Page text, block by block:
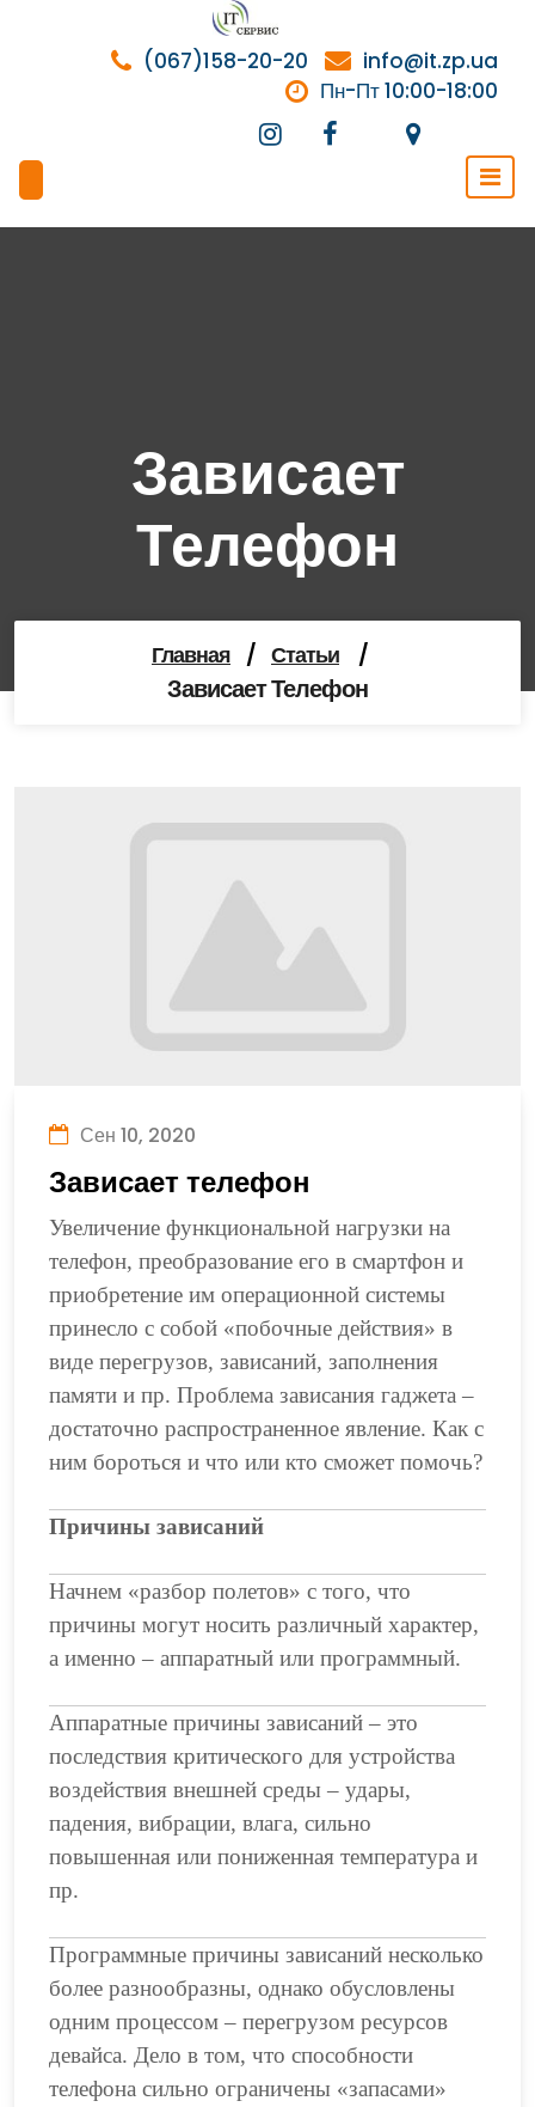
содержимому
info@it.zp.ua
(067)158-20-20
Пн-Пт 10:00-18:00
Зависает
Телефон
Главная / Статьи /
Зависает Телефон
Сен 10, 2020
Зависает телефон
Увеличение функциональной нагрузки на
телефон, преобразование его в смартфон и
приобретение им операционной системы
принесло с собой «побочные действия» в
виде перегрузов, зависаний, заполнения
памяти и пр. Проблема зависания гаджета –
достаточно распространенное явление. Как с
ним бороться и что или кто сможет помочь?
Причины зависаний
Начнем «разбор полетов» с того, что
причины могут носить различный характер,
а именно – аппаратный или программный.
Аппаратные причины зависаний – это
последствия критического для устройства
воздействия внешней среды – удары,
падения, вибрации, влага, сильно
повышенная или пониженная температура и
пр.
Программные причины зависаний несколько
более разнообразны, однако обусловлены
одним процессом – перегрузом ресурсов
девайса. Дело в том, что способности
телефона сильно ограничены «запасами»